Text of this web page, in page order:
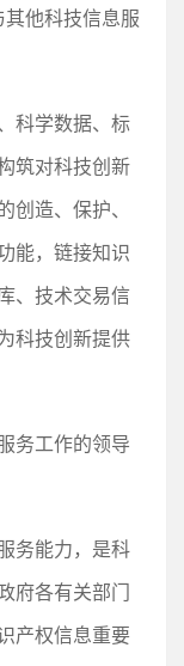
他科技信息服
科学数据、标
筑对科技创新
创造、保护、
能，链接知识
、技术交易信
科技创新提供
务工作的领导
务能力，是科
府各有关部门
产权信息重要